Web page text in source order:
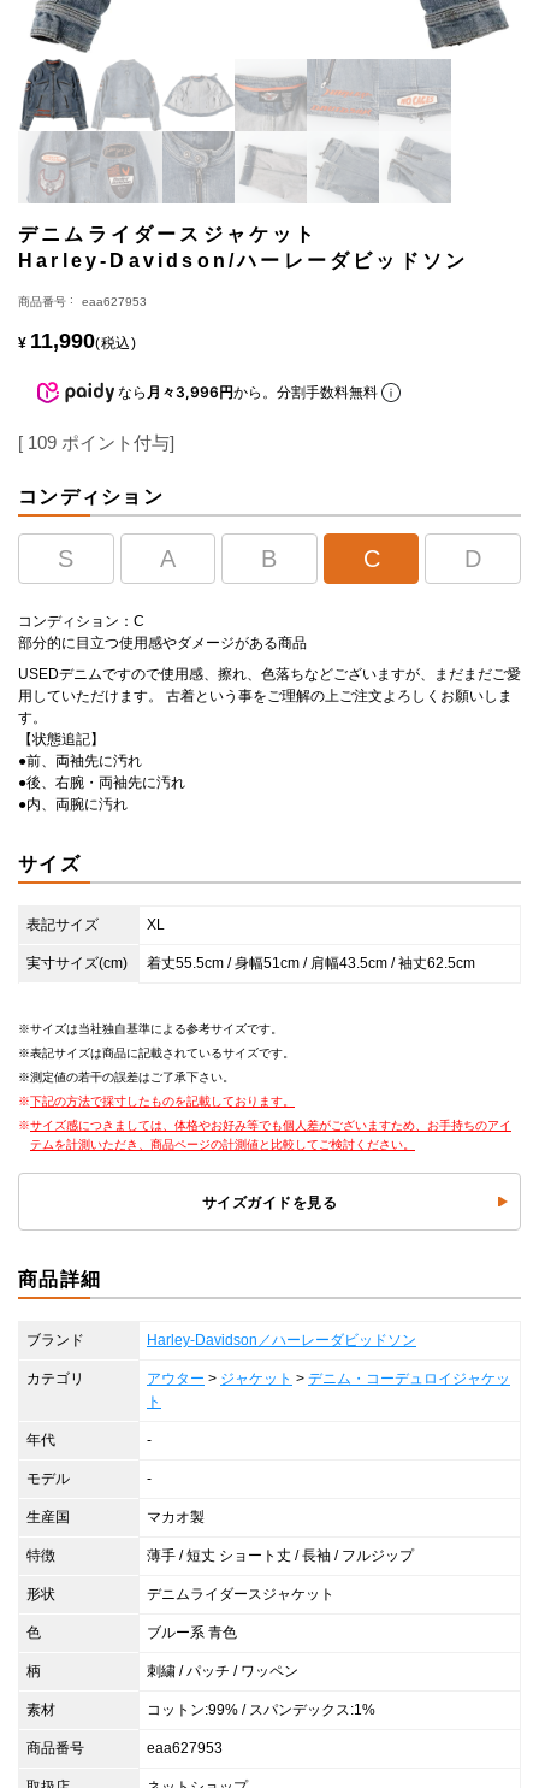
デニムライダースジャケット
Harley-Davidson/ハーレーダビッドソン
商品番号 eaa627953
¥ 11,990 税込
なら 月々3,996円から。分割手数料無料
[ 109 ポイント付与]
コンディション
S A B C D
コンディション：C
部分的に目立つ使用感やダメージがある商品
USEDデニムですので使用感、擦れ、色落ちなどございますが、まだまだご愛
用していただけます。 古着という事をご理解の上ご注文よろしくお願いしま
す。
【状態追記】
●前、両袖先に汚れ
●後、右腕・両袖先に汚れ
●内、両腕に汚れ
サイズ
表記サイズ XL
実寸サイズ(cm) 着丈55.5cm / 身幅51cm / 肩幅43.5cm / 袖丈62.5cm
サイズは当社独自基準による参考サイズです。
表記サイズは商品に記載されているサイズです。
測定値の若干の誤差はご了承下さい。
下記の方法で採寸したものを記載しております。
サイズ感につきましては、体格やお好み等でも個人差がございますため、お手持ちのアイ
テムを計測いただき、商品ページの計測値と比較してご検討ください。
サイズガイドを見る
商品詳細
ブランド Harley-Davidson／ハーレーダビッドソン
カテゴリ アウター > ジャケット > デニム・コーデュロイジャケッ
ト
年代 -
モデル -
生産国 マカオ製
特徴 薄手 / 短丈 ショート丈 / 長袖 / フルジップ
形状 デニムライダースジャケット
色 ブルー系 青色
柄 刺繍 / パッチ / ワッペン
素材 コットン:99% / スパンデックス:1%
商品番号 eaa627953